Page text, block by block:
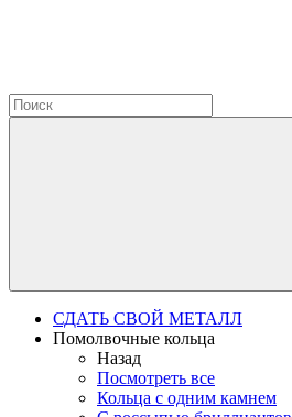
СДАТЬ СВОЙ МЕТАЛЛ
Помолвочные кольца
Назад
Посмотреть все
Кольца с одним камнем